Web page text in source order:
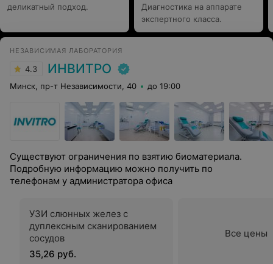
деликатный подход.
Диагностика на аппарате
экспертного класса.
НЕЗАВИСИМАЯ ЛАБОРАТОРИЯ
4.3 ИНВИТРО
Минск, пр-т Независимости, 40 до 19:00
Существуют ограничения по взятию биоматериала.
Подробную информацию можно получить по
телефонам у администратора офиса
УЗИ слюнных желез с
дуплексным сканированием
сосудов
35,26 руб.
Все цены